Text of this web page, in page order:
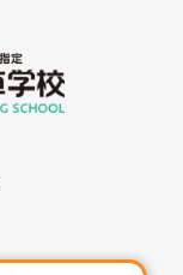
段階の流れや